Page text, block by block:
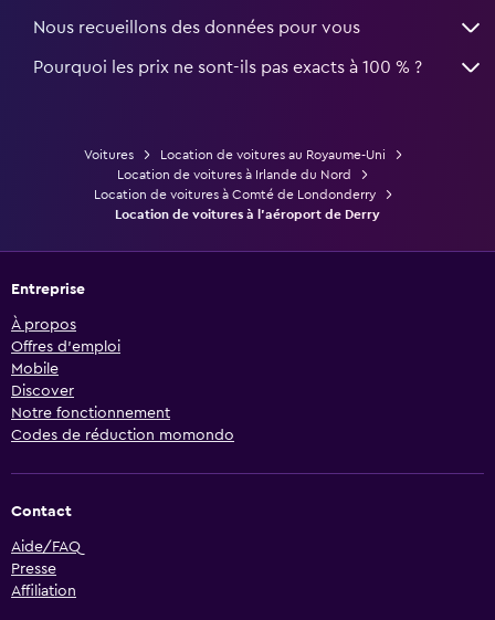
Nous recueillons des données pour vous
Pourquoi les prix ne sont-ils pas exacts à 100 % ?
Voitures
Location de voitures au Royaume-Uni
Location de voitures à Irlande du Nord
Location de voitures à Comté de Londonderry
Location de voitures à l'aéroport de Derry
Entreprise
À propos
Offres d’emploi
Mobile
Discover
Notre fonctionnement
Codes de réduction momondo
Contact
Aide/FAQ
Presse
Affiliation